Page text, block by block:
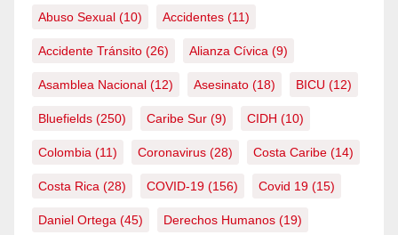
Abuso Sexual (10) Accidentes (11)
Accidente Tránsito (26) Alianza Cívica (9)
Asamblea Nacional (12) Asesinato (18) BICU (12)
Bluefields (250) Caribe Sur (9) CIDH (10)
Colombia (11) Coronavirus (28) Costa Caribe (14)
Costa Rica (28) COVID-19 (156) Covid 19 (15)
Daniel Ortega (45) Derechos Humanos (19)